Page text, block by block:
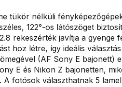
tükör nélküli
122°-os látószöget
rekeszérték javítja a gyenge
hoz létre, így ideális
(AF Sony E bajonett)
E és Nikon Z bajonetten,
A fotósok választhatnak 5